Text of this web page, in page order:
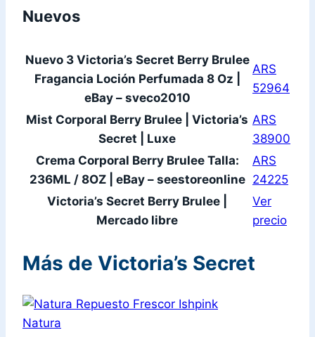
Nuevos
Nuevo 3 Victoria’s Secret Berry Brulee
Fragancia Loción Perfumada 8 Oz |
eBay – sveco2010
ARS
52964
Mist Corporal Berry Brulee | Victoria’s
Secret | Luxe
ARS
38900
Crema Corporal Berry Brulee Talla:
236ML / 8OZ | eBay – seestoreonline
ARS
24225
Victoria’s Secret Berry Brulee |
Mercado libre
Ver
precio
Más de Victoria’s Secret
Natura